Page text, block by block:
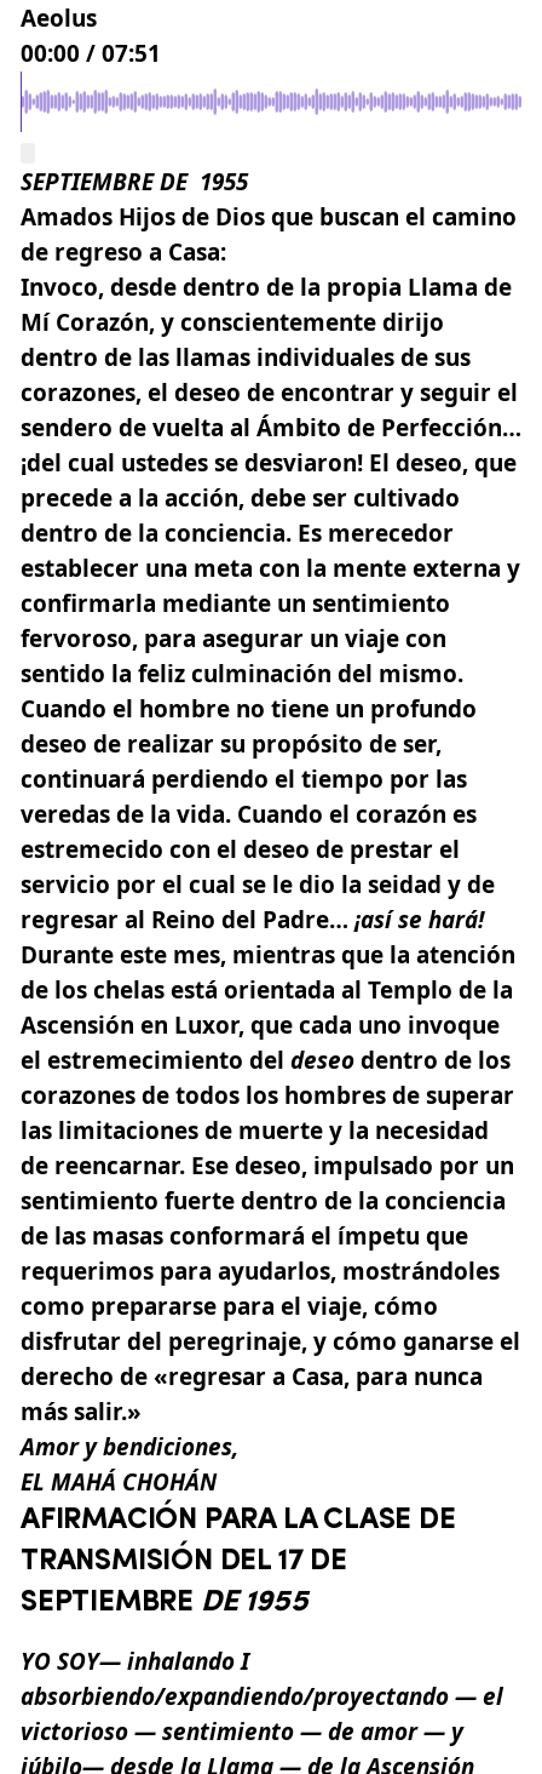
Aeolus
00:00 /07:51
SEPTIEMBREDE1955
Amados Hijos de Dios que buscan el camino
de regreso a Casa:
Invoco, desde dentro de la propia Llama de
Mí Corazón,y conscientemente dirijo
dentro de las llamas individuales de sus
corazones, el deseo de encontrar y seguir el
sendero de vuelta al Ámbito de Perfección…
¡del cual ustedes se desviaron! El deseo, que
precede a la acción, debe ser cultivado
dentro de la conciencia. Es merecedor
establecer una meta con la mente externa y
confirmarla mediante un sentimiento
fervoroso, para asegurar un viaje con
sentido la feliz culminación del mismo.
Cuando el hombre no tiene un profundo
deseo de realizar su propósito de ser,
continuará perdiendo el tiempo por las
veredas de la vida. Cuando el corazón es
estremecido con el deseo de prestar el
servicio por el cual se le dio la seidad y de
regresar al Reino del Padre… ¡así se hará!
Durante este mes, mientras que la atención
de los chelas está orientada al Templo de la
Ascensión en Luxor, que cada uno invoque
el estremecimiento del deseodentro de los
corazones de todos los hombres de superar
las limitaciones de muerte y la necesidad
de reencarnar. Ese deseo, impulsado por un
sentimiento fuerte dentro de la conciencia
de las masas conformará el ímpetu que
requerimos para ayudarlos, mostrándoles
como prepararse para el viaje, cómo
disfrutar del peregrinaje, y cómo ganarse el
derecho de«regresar a Casa, para nunca
más salir.»
Amor y bendiciones,
EL MAHÁ CHOHÁN
AFIRMACIÓN PARA LA CLASE DE
TRANSMISIÓN DEL 17 DE
SEPTIEMBRE DE 1955
YO SOY— inhalando I
absorbiendo/expandiendo/proyectando — el
victorioso — sentimiento — de amor — y
júbilo— desde la Llama — de la Ascensión